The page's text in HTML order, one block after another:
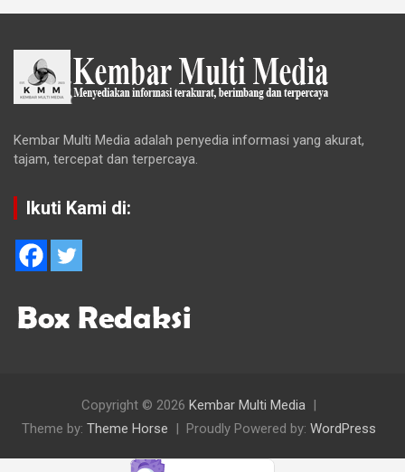
Kembar Multi Media adalah penyedia informasi yang akurat,
tajam, tercepat dan terpercaya.
Ikuti Kami di:
Copyright © 2026 Kembar Multi Media
Theme by: Theme Horse Proudly Powered by: WordPress